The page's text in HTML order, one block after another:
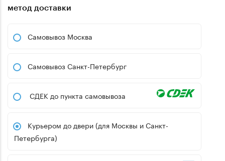
метод доставки
Самовывоз Москва
Самовывоз Санкт-Петербург
СДЕК до пункта самовывоза
Курьером до двери (для Москвы и Санкт-
Петербурга)